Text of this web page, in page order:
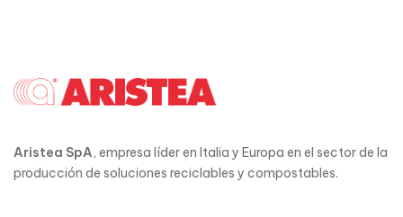
Aristea SpA, empresa líder en Italia y Europa en el sector de la
producción de soluciones reciclables y compostables.